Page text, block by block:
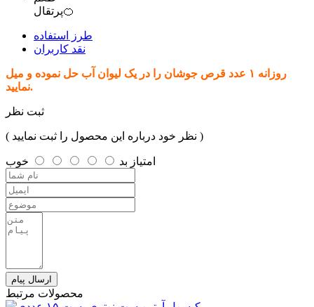
پرتقال🍊
طرز استفاده
نقد کاربران
روزانه ۱ عدد قرص جوشان را در یک لیوان آب حل نموده و میل
نمایید.
ثبت نظر
( نظر خود درباره این محصول را ثبت نمایید )
امتیاز بد خوب
ارسال پیام
محصولات مرتبط